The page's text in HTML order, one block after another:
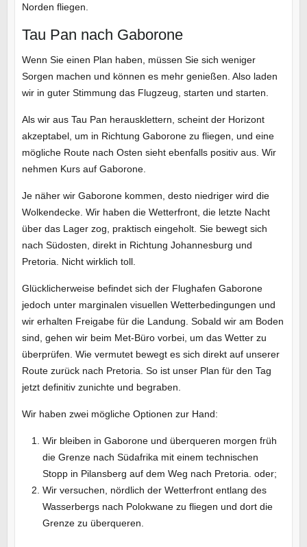
Norden fliegen.
Tau Pan nach Gaborone
Wenn Sie einen Plan haben, müssen Sie sich weniger
Sorgen machen und können es mehr genießen. Also laden
wir in guter Stimmung das Flugzeug, starten und starten.
Als wir aus Tau Pan herausklettern, scheint der Horizont
akzeptabel, um in Richtung Gaborone zu fliegen, und eine
mögliche Route nach Osten sieht ebenfalls positiv aus. Wir
nehmen Kurs auf Gaborone.
Je näher wir Gaborone kommen, desto niedriger wird die
Wolkendecke. Wir haben die Wetterfront, die letzte Nacht
über das Lager zog, praktisch eingeholt. Sie bewegt sich
nach Südosten, direkt in Richtung Johannesburg und
Pretoria. Nicht wirklich toll.
Glücklicherweise befindet sich der Flughafen Gaborone
jedoch unter marginalen visuellen Wetterbedingungen und
wir erhalten Freigabe für die Landung. Sobald wir am Boden
sind, gehen wir beim Met-Büro vorbei, um das Wetter zu
überprüfen. Wie vermutet bewegt es sich direkt auf unserer
Route zurück nach Pretoria. So ist unser Plan für den Tag
jetzt definitiv zunichte und begraben.
Wir haben zwei mögliche Optionen zur Hand:
Wir bleiben in Gaborone und überqueren morgen früh
die Grenze nach Südafrika mit einem technischen
Stopp in Pilansberg auf dem Weg nach Pretoria. oder;
Wir versuchen, nördlich der Wetterfront entlang des
Wasserbergs nach Polokwane zu fliegen und dort die
Grenze zu überqueren.